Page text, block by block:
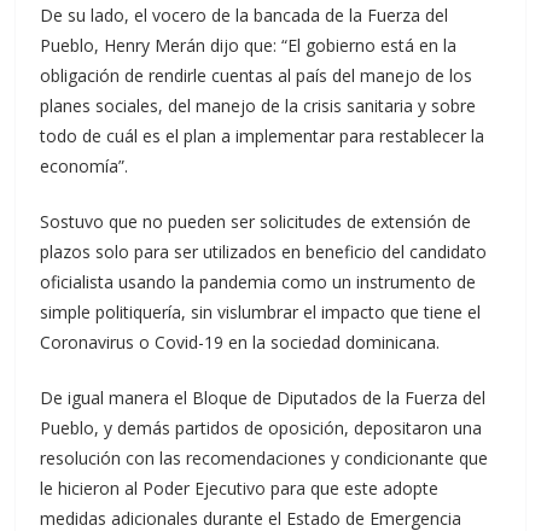
De su lado, el vocero de la bancada de la Fuerza del
Pueblo, Henry Merán dijo que: “El gobierno está en la
obligación de rendirle cuentas al país del manejo de los
planes sociales, del manejo de la crisis sanitaria y sobre
todo de cuál es el plan a implementar para restablecer la
economía”.
Sostuvo que no pueden ser solicitudes de extensión de
plazos solo para ser utilizados en beneficio del candidato
oficialista usando la pandemia como un instrumento de
simple politiquería, sin vislumbrar el impacto que tiene el
Coronavirus o Covid-19 en la sociedad dominicana.
De igual manera el Bloque de Diputados de la Fuerza del
Pueblo, y demás partidos de oposición, depositaron una
resolución con las recomendaciones y condicionante que
le hicieron al Poder Ejecutivo para que este adopte
medidas adicionales durante el Estado de Emergencia